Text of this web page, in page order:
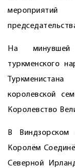
На
туркменского
королевской
Королевство
В Виндзорском
Королём
Северной